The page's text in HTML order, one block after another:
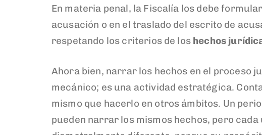
En materia penal, la Fiscalía los debe
acusación o en el traslado del escrito de
respetando los criterios de los hechos
Ahora bien, narrar los hechos en el proceso
mecánico; es una actividad estratégica.
mismo que hacerlo en otros ámbitos. Un
pueden narrar los mismos hechos, pero cada